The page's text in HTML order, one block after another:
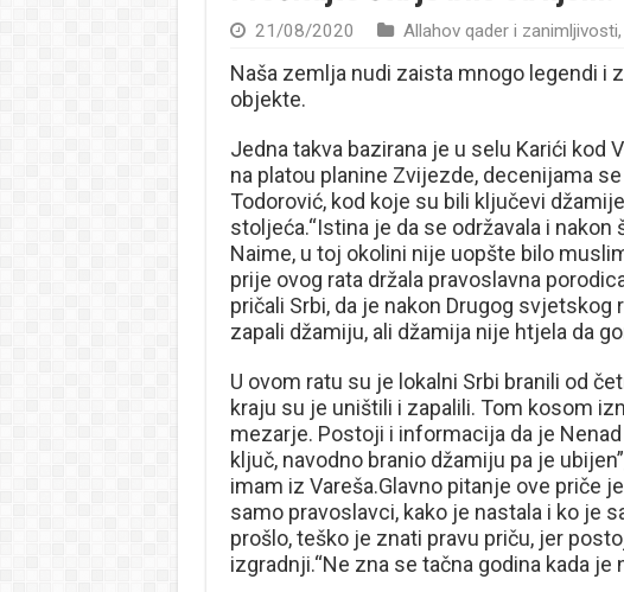
21/08/2020 Allahov qader i zanimljivosti,
Naša zemlja nudi zaista mnogo legendi i
objekte.
Jedna takva bazirana je u selu Karići kod
na platou planine Zvijezde, decenijama
Todorović, kod koje su bili ključevi
stoljeća.“Istina je da se održavala i
Naime, u toj okolini nije uopšte bilo
prije ovog rata držala pravoslavna
pričali Srbi, da je nakon Drugog svjetskog
zapali džamiju, ali džamija nije htjela da
U ovom ratu su je lokalni Srbi branili od
kraju su je uništili i zapalili. Tom kosom
mezarje. Postoji i informacija da je
ključ, navodno branio džamiju pa je
imam iz Vareša.Glavno pitanje ove priče
samo pravoslavci, kako je nastala i ko je
prošlo, teško je znati pravu priču, jer
izgradnji.“Ne zna se tačna godina kada je